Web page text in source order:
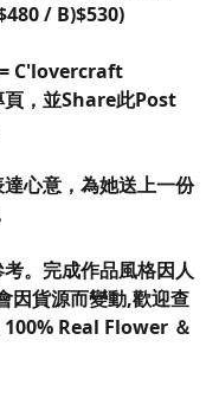
/ B)$530)
C'lovercraft
，並Share此Post
心意，為她送上一份
。完成作品風格因人
因貨源而變動,歡迎查
Real Flower ＆